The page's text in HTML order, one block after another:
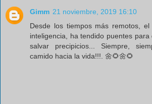
Gimm 21 noviembre, 2019 16:10
Desde los tiempos más remotos,
inteligencia, ha tendido puentes
salvar precipicios... Siempre,
camido hacia la vida!!!. 🌼🌻🌼🌻